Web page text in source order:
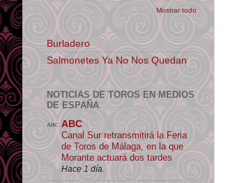
Mostrar todo
Burladero
Salmonetes Ya No Nos Quedan
NOTICIAS DE TOROS EN MEDIOS
DE ESPAÑA
ABC
Canal Sur retransmitirá la Feria
de Toros de Málaga, en la que
Morante actuará dos tardes
Hace 1 día.